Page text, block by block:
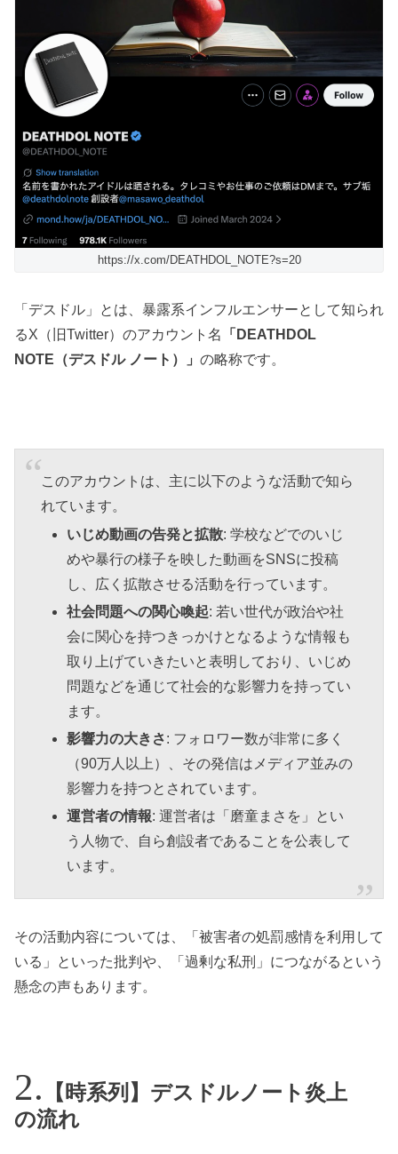
https://x.com/DEATHDOL_NOTE?s=20
「デスドル」とは、暴露系インフルエンサーとして知られ
るX（旧Twitter）のアカウント名
「DEATHDOL
NOTE（デスドル ノート）」 の略称です。
このアカウントは、主に以下のような活動で知ら
れています。
いじめ動画の告発と拡散: 学校などでのいじ
めや暴行の様子を映した動画をSNSに投稿
し、広く拡散させる活動を行っています。
社会問題への関心喚起: 若い世代が政治や社
会に関心を持つきっかけとなるような情報も
取り上げていきたいと表明しており、いじめ
問題などを通じて社会的な影響力を持ってい
ます。
影響力の大きさ: フォロワー数が非常に多く
（90万人以上）、その発信はメディア並みの
影響力を持つとされています。
運営者の情報: 運営者は「磨童まさを」とい
う人物で、自ら創設者であることを公表して
います。
その活動内容については、「被害者の処罰感情を利用して
いる」といった批判や、「過剰な私刑」につながるという
懸念の声もあります。
【時系列】デスドルノート炎上
の流れ